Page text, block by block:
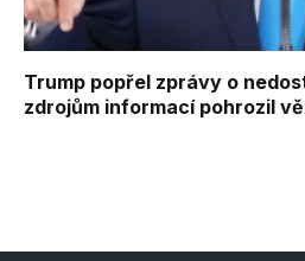
Trump popřel zprávy o
zdrojům informací pohrozil